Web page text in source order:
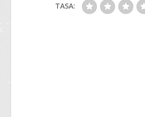
TASA: